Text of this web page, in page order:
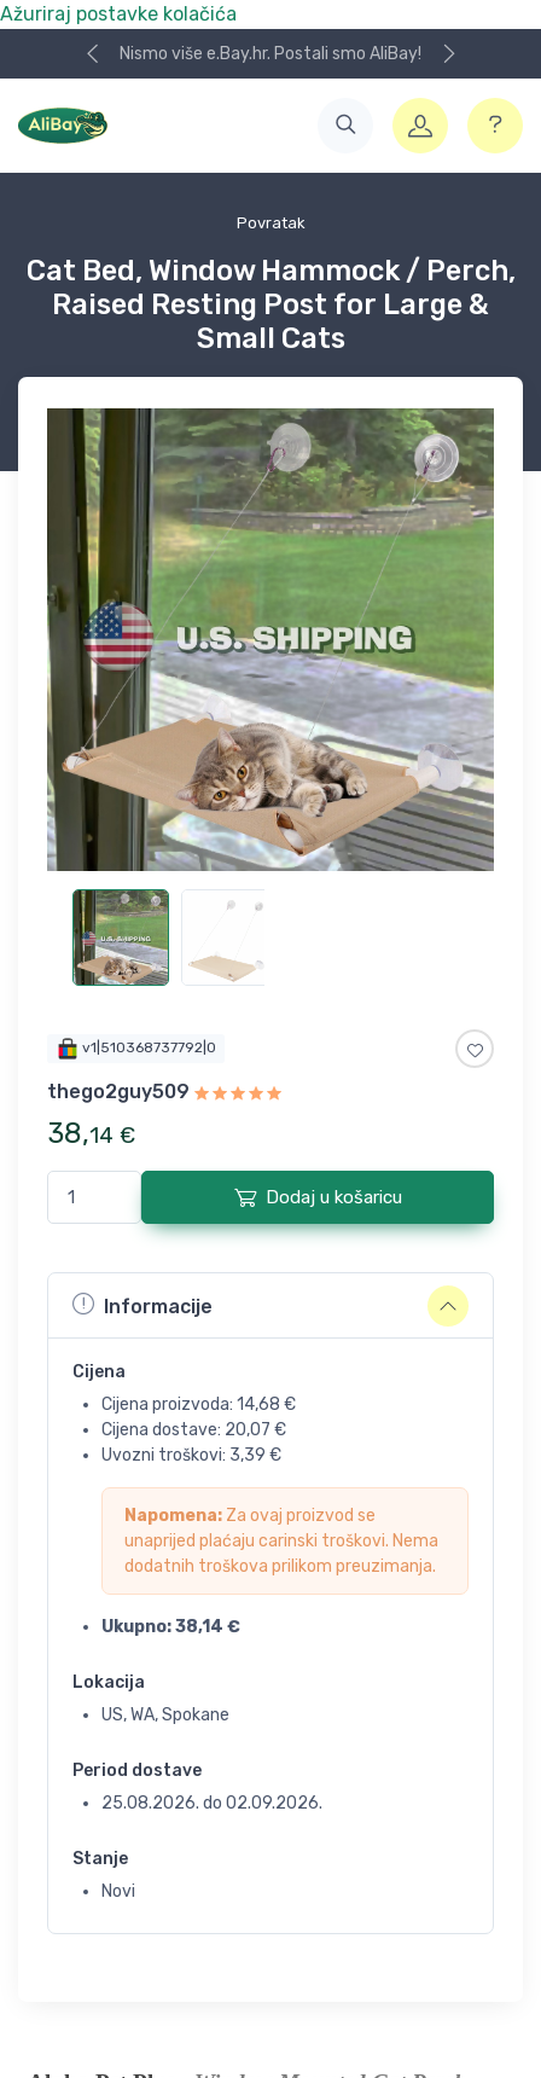
Ažuriraj postavke kolačića
Nismo više e.Bay.hr. Postali smo AliBay!
Povratak
Cat Bed, Window Hammock / Perch,
Raised Resting Post for Large &
Small Cats
v1|510368737792|0
thego2guy509
38,14 €
Dodaj u košaricu
Informacije
Cijena
Cijena proizvoda: 14,68 €
Cijena dostave: 20,07 €
Uvozni troškovi: 3,39 €
Napomena: Za ovaj proizvod se
unaprijed plaćaju carinski troškovi. Nema
dodatnih troškova prilikom preuzimanja.
Ukupno:38,14 €
Lokacija
US, WA, Spokane
Period dostave
25.08.2026. do 02.09.2026.
Stanje
Novi